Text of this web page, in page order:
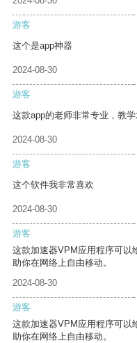
游客
这个是app神器
2024-08-30
游客
这款app的老师非常专业，教
2024-08-30
游客
这个软件我非常喜欢
2024-08-30
游客
这款加速器VPM应用程序可以
助你在网络上自由移动。
2024-08-30
游客
这款加速器VPM应用程序可以
助你在网络上自由移动。